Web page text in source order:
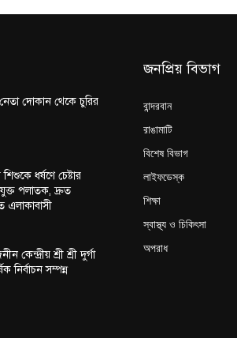
দোকান থেকে চুরির
ধর্ষণে চেষ্টার
পলাতক, দ্রুত
এলাকাবাসী
কেন্দ্রীয় শ্রী শ্রী দুর্গা
নির্বাচন সম্পন্ন
জনপ্রিয় বিভাগ
বান্দরবান
রাঙামাটি
বিশেষ বিভাগ
লাইফডেস্ক
শিক্ষা
স্বাস্থ্য ও চিকিৎসা
অপরাধ